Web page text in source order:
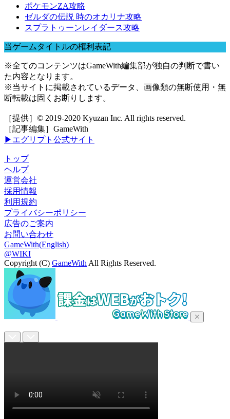
ポケモンZA攻略
ゼルダの伝説 時のオカリナ攻略
スプラトゥーンレイダース攻略
当ゲームタイトルの権利表記
※全てのコンテンツはGameWith編集部が独自の判断で書い
た内容となります。
※当サイトに掲載されているデータ、画像類の無断使用・無
断転載は固くお断りします。
［提供］© 2019-2020 Kyuzan Inc. All rights reserved.
［記事編集］GameWith
▶エグリプト公式サイト
トップ
ヘルプ
運営会社
採用情報
利用規約
プライバシーポリシー
広告のご案内
お問い合わせ
GameWith(English)
@WIKI
Copyright (C) GameWith All Rights Reserved.